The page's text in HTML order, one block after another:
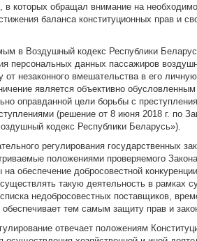
которых обращал внимание на
баланса конституционных прав и
в Воздушный кодекс Республики
персональных данных пассажиров
от незаконного вмешательства в его
является объективно
оправданной цели борьбы с
(решение от 8 июня 2018 г. по
кодекс Республики Беларусь»).
регулирования государственных
положениями проверяемого
обеспечение добросовестной
такую деятельность в рамках
недобросовестных поставщиков,
тем самым защиту прав и
отвечает положениям